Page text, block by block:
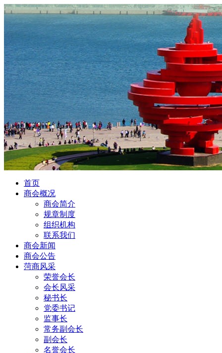
首页
商会概况
商会简介
规章制度
组织机构
联系我们
商会新闻
商会公告
菏商风采
荣誉会长
会长风采
秘书长
党委书记
监事长
常务副会长
副会长
名誉会长